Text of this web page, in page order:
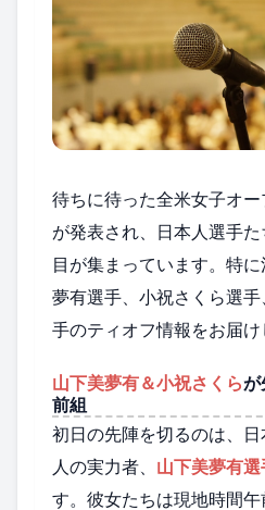
待ちに待った全米女子オ
が発表され、日本人選手
目が集まっています。特
夢有選手、小祝さくら選
手のティオフ情報をお届け
山下美夢有＆小祝さくらが
前組
初日の先陣を切るのは、
人の実力者、 山下美夢有選
す。彼女たちは現地時間